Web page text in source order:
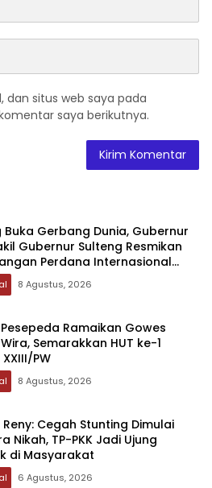
dan situs web saya pada
saya berikutnya.
Buka Gerbang Dunia, Gubernur
Gubernur Sulteng Resmikan
Perdana Internasional
8 Agustus, 2026
Ramaikan Gowes
Semarakkan HUT ke-1
PW
8 Agustus, 2026
Cegah Stunting Dimulai
Nikah, TP-PKK Jadi Ujung
di Masyarakat
6 Agustus, 2026